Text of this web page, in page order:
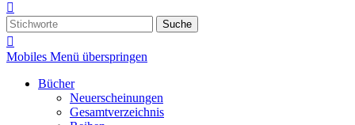

Suche

Mobiles Menü überspringen
Bücher
Neuerscheinungen
Gesamtverzeichnis